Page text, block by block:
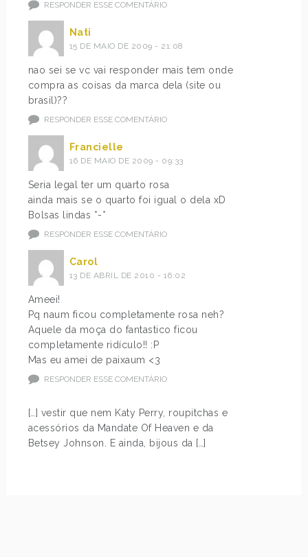
RESPONDER ESSE COMENTÁRIO
Nati
15 DE MAIO DE 2009 - 21:08
nao sei se vc vai responder mais tem onde
compra as coisas da marca dela (site ou
brasil)??
RESPONDER ESSE COMENTÁRIO
Francielle
16 DE MAIO DE 2009 - 09:33
Seria legal ter um quarto rosa
ainda mais se o quarto foi igual o dela xD
Bolsas lindas *-*
RESPONDER ESSE COMENTÁRIO
Carol
13 DE ABRIL DE 2010 - 16:02
Ameei!
Pq naum ficou completamente rosa neh?
Aquele da moça do fantastico ficou
completamente ridículo!! :P
Mas eu amei de paixaum <3
RESPONDER ESSE COMENTÁRIO
[…] vestir que nem Katy Perry, roupitchas e
acessórios da Mandate Of Heaven e da
Betsey Johnson. E ainda, bijous da […]